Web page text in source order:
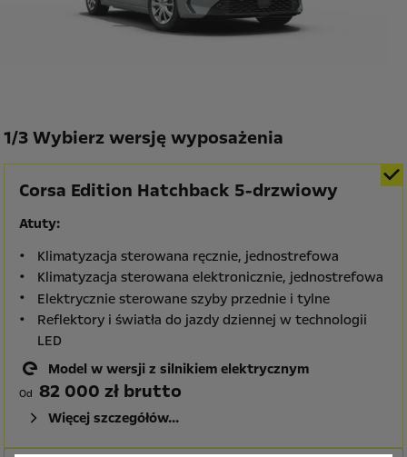
1/3 Wybierz wersję wyposażenia
Corsa Edition Hatchback 5-drzwiowy
Atuty:
Klimatyzacja sterowana ręcznie, jednostrefowa
Klimatyzacja sterowana elektronicznie, jednostrefowa
Elektrycznie sterowane szyby przednie i tylne
Reflektory i światła do jazdy dziennej w technologii
LED
Model w wersji z silnikiem elektrycznym
Od 82 000 zł brutto
Więcej szczegółów…